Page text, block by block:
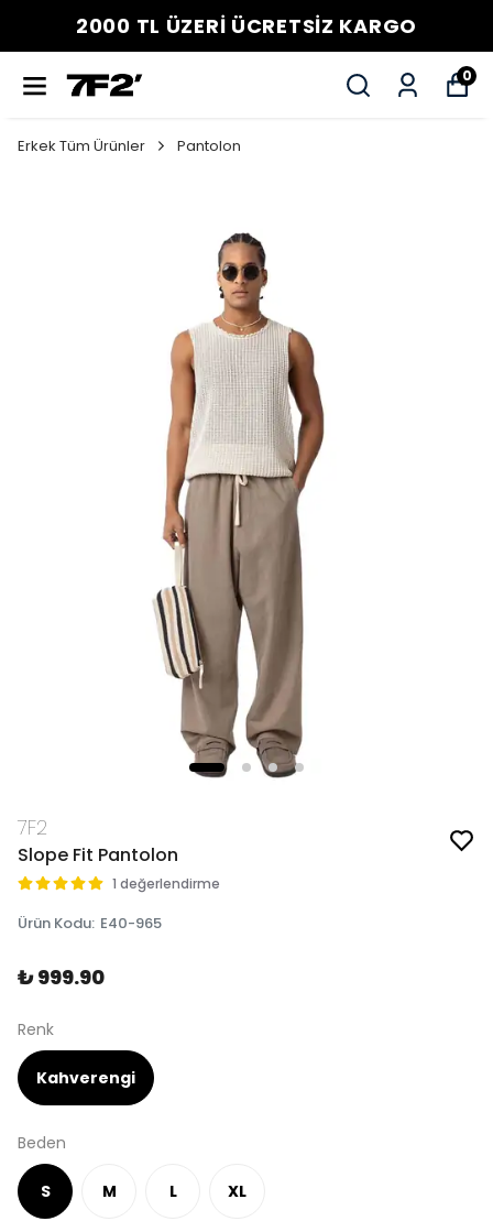
2000 TL ÜZERİ ÜCRETSİZ KARGO
0
Erkek Tüm Ürünler Pantolon
7F2
Slope Fit Pantolon
1 değerlendirme
Ürün Kodu: E40-965
₺ 999.90
Renk
Kahverengi
Beden
S M L XL